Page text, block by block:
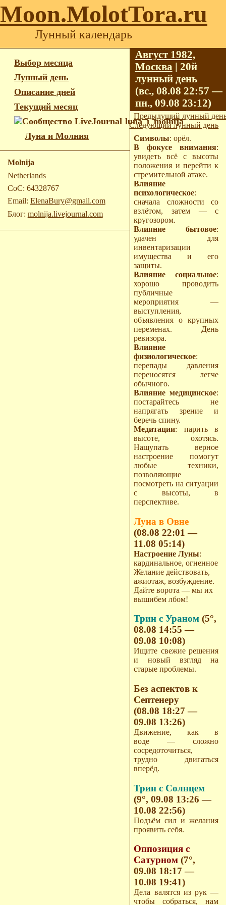
Moon.MolotTora.ru
Лунный календарь
Выбор месяца
Лунный день
Описание дней
Текущий месяц
luna_i_molnija
Луна и Молния
Molnija
Netherlands
CoC: 64328767
Email: ElenaBury@gmail.com
Блог: molnija.livejournal.com
Август 1982,
Москва | 20й
лунный день
(вс., 08.08 22:57 —
пн., 09.08 23:12)
Предыдущий лунный
Следующий лунный день
Символы: орёл.
В фокусе внимания:
увидеть всё с высоты
положения и перейти к
стремительной атаке.
Влияние
психологическое:
сначала сложности со
взлётом, затем — с
кругозором.
Влияние бытовое:
удачен для
инвентаризации
имущества и его
защиты.
Влияние социальное:
хорошо проводить
публичные
мероприятия —
выступления,
объявления о крупных
переменах. День
ревизора.
Влияние
физиологическое:
перепады давления
переносятся легче
обычного.
Влияние медицинское:
постарайтесь не
напрягать зрение и
беречь спину.
Медитации: парить в
высоте, охотясь.
Нащупать верное
настроение помогут
любые техники,
позволяющие
посмотреть на ситуации
с высоты, в
перспективе.
Луна в Овне
(08.08 22:01 —
11.08 05:14)
Настроение Луны:
кардинальное, огненное
Желание действовать,
ажиотаж, возбуждение.
Дайте ворота — мы их
вышибем лбом!
Трин с Ураном(5°,
08.08 14:55 —
09.08 10:08)
Ищите свежие решения
и новый взгляд на
старые проблемы.
Без аспектов к
Септенеру
(08.08 18:27 —
09.08 13:26)
Движение, как в
воде — сложно
сосредоточиться,
трудно двигаться
вперёд.
Трин с Солнцем
(9°, 09.08 13:26 —
10.08 22:56)
Подъём сил и желания
проявить себя.
Оппозиция с
Сатурном(7°,
09.08 18:17 —
10.08 19:41)
Дела валятся из рук —
чтобы собраться, нам